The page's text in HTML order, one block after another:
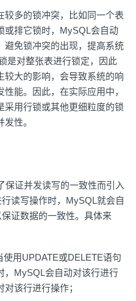
较多的锁冲突，比如同一个表
或排它锁时，MySQL会自动
避免锁冲突的出现，提高系统
是对整张表进行锁定，因此
较大的影响，会导致系统的响
能。因此，在实际应用中，
采用行锁或其他更细粒度的锁
性。
证并发读写的一致性而引入
读写操作时，MySQL就会自
证数据的一致性。具体来
用UPDATE或DELETE语句
，MySQL会自动对该行进行
该行进行操作；